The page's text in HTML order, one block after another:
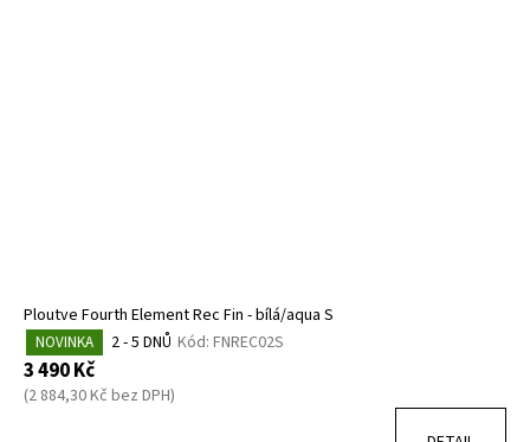
Ploutve Fourth Element Rec Fin - bílá/aqua S
NOVINKA 2 - 5 DNŮ Kód: FNREC02S
3 490 Kč
(2 884,30 Kč bez DPH)